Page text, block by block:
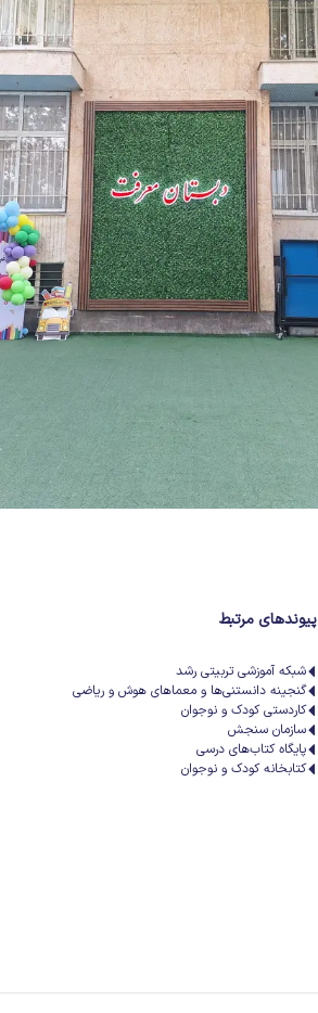
پیوندهای مرتبط
شبکه آموزشی تربیتی رشد
گنجینه دانستنی‌ها و معماهای هوش و ریاضی
کاردستی کودک و نوجوان
سازمان سنجش
پایگاه کتاب‌های درسی
کتابخانه کودک و نوجوان